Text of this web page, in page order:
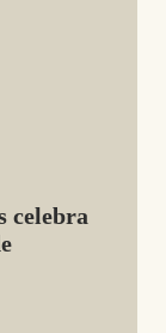
celebra